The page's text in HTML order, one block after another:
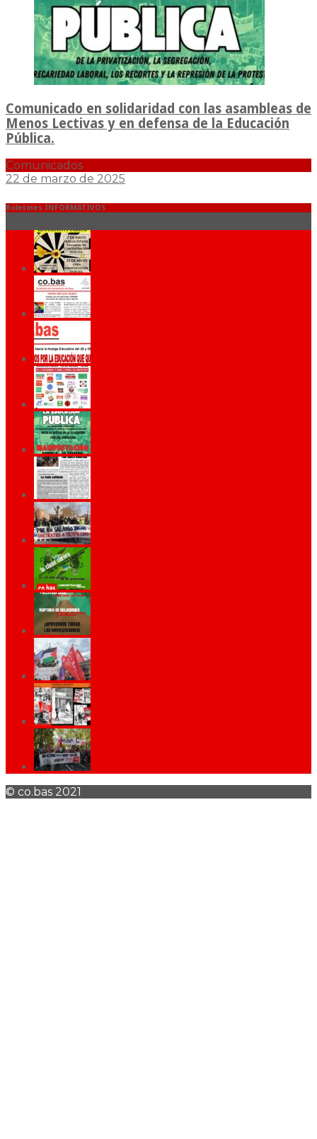
Comunicado en solidaridad con las asambleas de
Menos Lectivas y en defensa de la Educación
Pública.
Comunicados
22 de marzo de 2025
Boletines INFORMATIVOS
© co.bas 2021